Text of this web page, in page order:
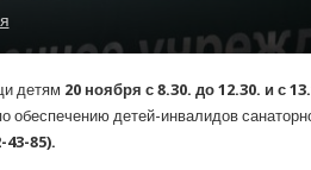
детям 20 ноября с 8.30. до 12.30. и с
обеспечению детей-инвалидов
43-85).